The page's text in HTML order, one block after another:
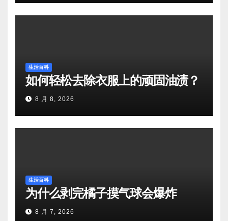
生活百科
如何轻松去除衣服上的顽固油渍？
8 月 8, 2026
生活百科
为什么剥完橘子摸气球会爆炸
8 月 7, 2026